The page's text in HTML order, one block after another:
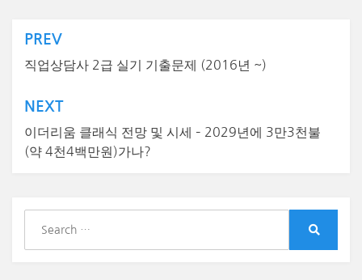
글
탐
색
PREV
직업상담사 2급 실기 기출문제 (2016년 ~)
NEXT
이더리움 클래식 전망 및 시세 – 2029년에 3만3천불
(약 4천4백만원)가나?
a